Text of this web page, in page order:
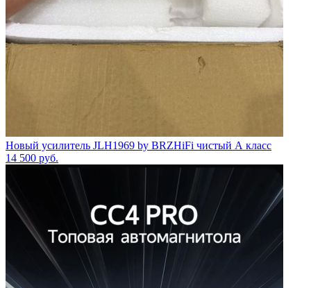
Новый усилитель JLH1969 by BRZHiFi чистый А класс
14 500 руб.